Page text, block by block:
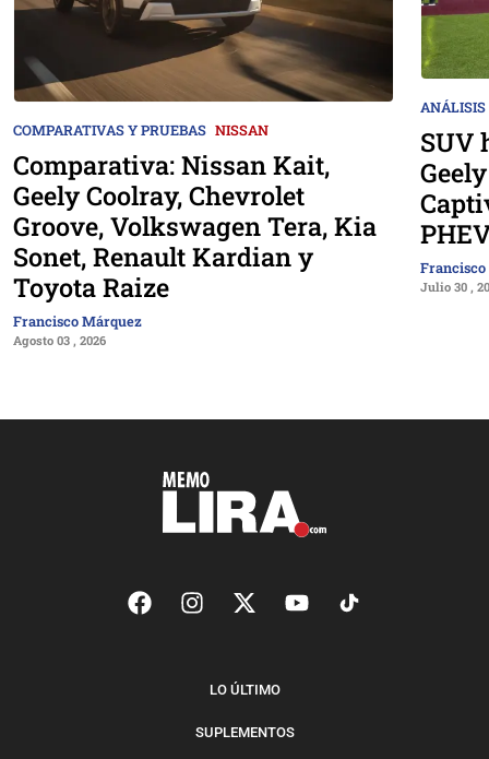
COMPARATIVAS Y PRUEBAS NISSAN
Comparativa: Nissan Kait,
Geely Coolray, Chevrolet
Groove, Volkswagen Tera, Kia
Sonet, Renault Kardian y
Toyota Raize
Francisco Márquez
Agosto 03 , 2026
ANÁLISIS
SUV
Julio 30 ,
LO ÚLTIMO
SUPLEMENTOS